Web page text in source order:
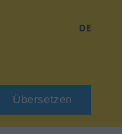
DE
Übersetzen